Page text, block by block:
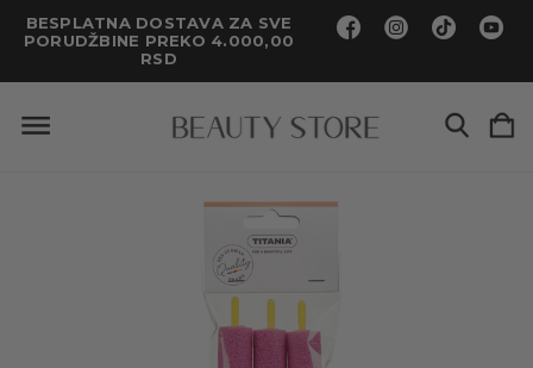
BESPLATNA DOSTAVA ZA SVE
PORUDŽBINE PREKO 4.000,00
RSD